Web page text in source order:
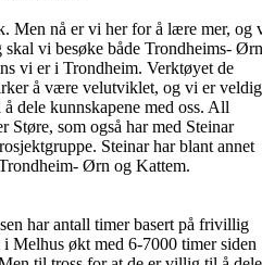
Men nå er vi her for å lære mer, og
vi besøke både Trondheims- Ørn
vi er i Trondheim. Verktøyet de
å være velutviklet, og vi er veldig
dele kunnskapene med oss. All
Støre, som også har med Steinar
Steinar har blant annet
Ørn og Kattem.
har antall timer basert på frivillig
Melhus økt med 6-7000 timer siden